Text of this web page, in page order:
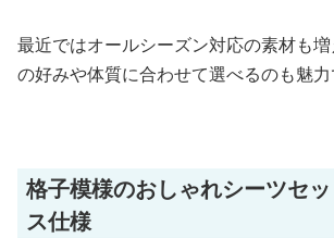
最近ではオールシーズン対応の素材も
の好みや体質に合わせて選べるのも魅力
格子模様のおしゃれシーツセ
ス仕様